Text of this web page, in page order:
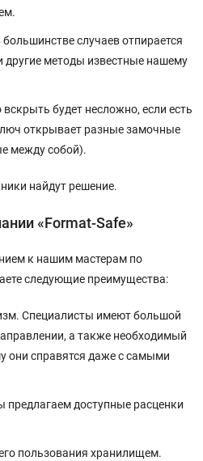
случаев отпирается
другие методы известные нашему
будет несложно, если есть
открывает разные замочные
между собой).
найдут решение.
«Format-Safe»
к нашим мастерам по
следующие преимущества:
Специалисты имеют большой
а также необходимый
они справятся даже с самыми
доступные расценки
пользования хранилищем.